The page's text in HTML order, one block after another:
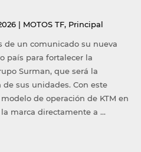
| Publicada
MOTOS TF, Principal
de un comunicado su nueva
país para fortalecer la
Surman, que será la
sus unidades. Con este
de operación de KTM en
marca directamente a …